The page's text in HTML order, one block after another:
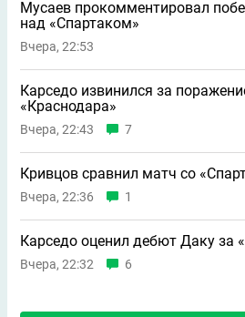
Мусаев прокомментировал
над «Спартаком»
Вчера, 22:53
Карседо извинился за
«Краснодара»
Вчера, 22:43 7
Кривцов сравнил матч со
Вчера, 22:36 1
Карседо оценил дебют Даку за
Вчера, 22:32 6